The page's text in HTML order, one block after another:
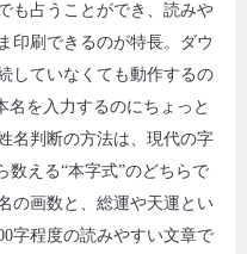
も占うことができ、読みや
印刷できるのが特長。ダウ
していなくても動作するの
名を入力するのにちょっと
名判断の方法は、現代の字
数える“本字式”のどちらで
の画数と、総運や天運とい
字程度の読みやすい文章で